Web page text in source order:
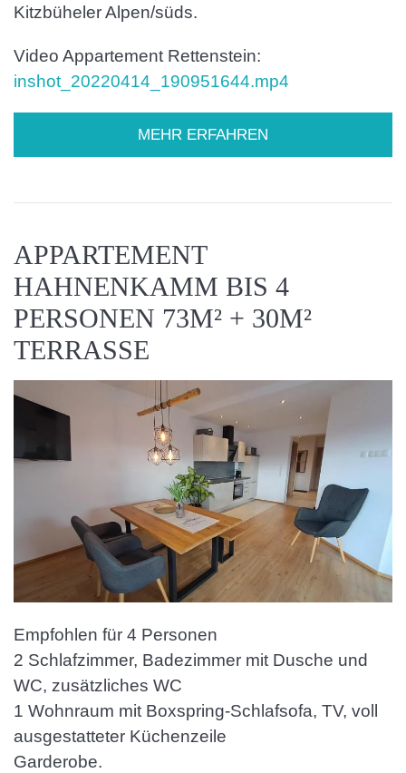
Kitzbüheler Alpen/süds.
Video Appartement Rettenstein:
inshot_20220414_190951644.mp4
MEHR ERFAHREN
APPARTEMENT
HAHNENKAMM BIS 4
PERSONEN 73M² + 30M²
TERRASSE
Empfohlen für 4 Personen
2 Schlafzimmer, Badezimmer mit Dusche und
WC, zusätzliches WC
1 Wohnraum mit Boxspring-Schlafsofa, TV, voll
ausgestatteter Küchenzeile
Garderobe.